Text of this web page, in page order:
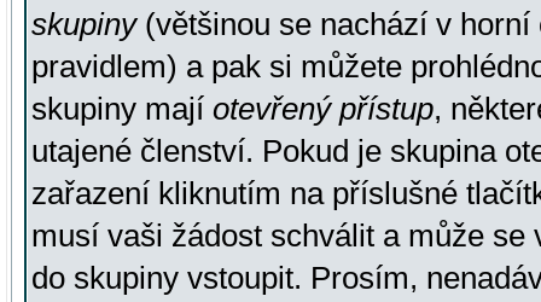
skupiny(většinou se nachází v horní
pravidlem) a pak si můžete
skupiny mají otevřený přístup,
utajené členství. Pokud je skupina
zařazení kliknutím na příslušné
musí vaši žádost schválit a může se
do skupiny vstoupit. Prosím,